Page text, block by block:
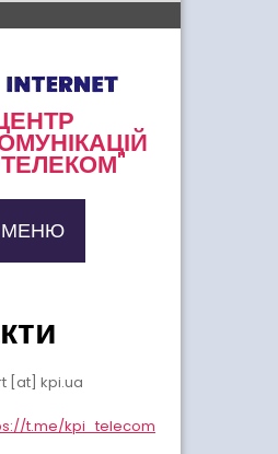
МЕНЮ
[at] kpi.ua
t.me/kpi_telecom